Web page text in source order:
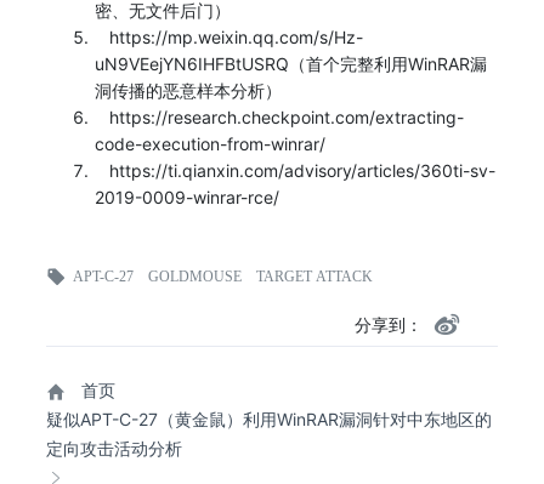
密、无文件后门）
https://mp.weixin.qq.com/s/Hz-
uN9VEejYN6IHFBtUSRQ（首个完整利用WinRAR漏
洞传播的恶意样本分析）
https://research.checkpoint.com/extracting-
code-execution-from-winrar/
https://ti.qianxin.com/advisory/articles/360ti-sv-
2019-0009-winrar-rce/
APT-C-27 GOLDMOUSE TARGET ATTACK
分享到：
首页
疑似APT-C-27（黄金鼠）利用WinRAR漏洞针对中东地区的
定向攻击活动分析